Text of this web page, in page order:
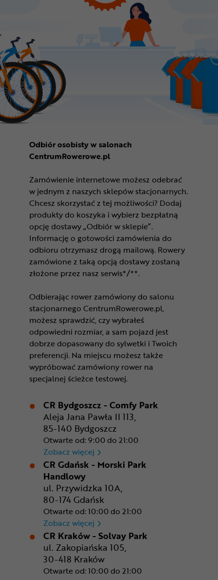
Odbiór osobisty w salonach
CentrumRowerowe.pl
Zamówienie internetowe możesz odebrać
w jednym z naszych sklepów stacjonarnych.
Chcesz skorzystać z tej możliwości? Dodaj
produkty do koszyka i wybierz bezpłatną
opcję dostawy „Odbiór w sklepie”.
Informację o gotowości zamówienia do
odbioru otrzymasz drogą mailową. Rowery
zamówione z taką opcją dostawy zostaną
złożone przez nasz serwis*/**.
Odbierając rower zamówiony do salonu
stacjonarnego CentrumRowerowe.pl,
możesz sprawdzić, czy wybrałeś
odpowiedni rozmiar, a sam pojazd jest
dobrze dopasowany do sylwetki i Twoich
preferencji. Na miejscu możesz także
wypróbować zamówiony rower na
specjalnej ścieżce testowej.
CR Bydgoszcz - Comfy Park
Aleja Jana Pawła II 113,
85-140 Bydgoszcz
Otwarte od: 9:00 do 21:00
Zobacz więcej CR Bydgoszcz - Comfy Park
CR Gdańsk - Morski Park
Handlowy
ul. Przywidzka 10A,
80-174 Gdańsk
Otwarte od: 10:00 do 21:00
Zobacz więcej CR Gdańsk - Morski Park
CR Kraków - Solvay Park
ul. Zakopiańska 105,
30-418 Kraków
Otwarte od: 10:00 do 21:00